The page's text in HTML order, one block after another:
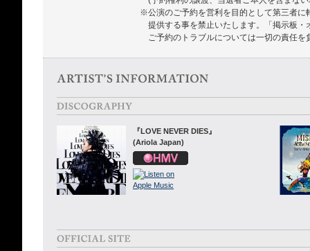
※公演のご予約を営利を目的として第三者に
提供する事を禁止いたします。「掲示板
ご予約のトラブルについては一切の責任を
『LOVE NEVER DIES』
(Ariola Japan)